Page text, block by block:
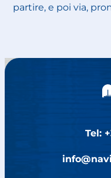
partire, e poi via,
Tel: